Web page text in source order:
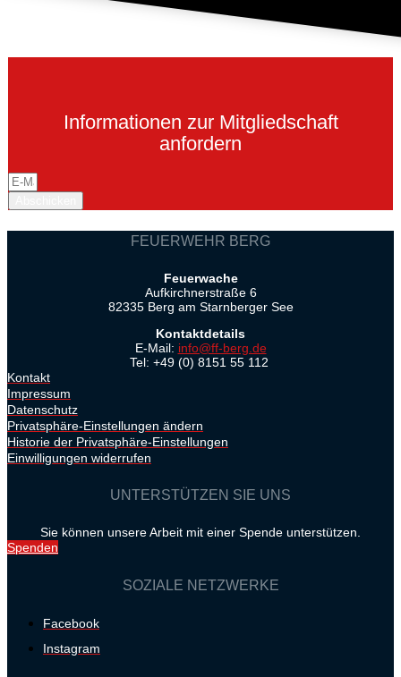
Informationen zur Mitgliedschaft
anfordern
FEUERWEHR BERG
Feuerwache
Aufkirchnerstraße 6
82335 Berg am Starnberger See
Kontaktdetails
E-Mail: info@ff-berg.de
Tel: +49 (0) 8151 55 112
Kontakt
Impressum
Datenschutz
Privatsphäre-Einstellungen ändern
Historie der Privatsphäre-Einstellungen
Einwilligungen widerrufen
UNTERSTÜTZEN SIE UNS
Sie können unsere Arbeit mit einer Spende unterstützen.
Spenden
SOZIALE NETZWERKE
Facebook
Instagram